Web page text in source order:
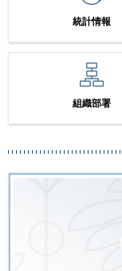
統計情報
組織部署